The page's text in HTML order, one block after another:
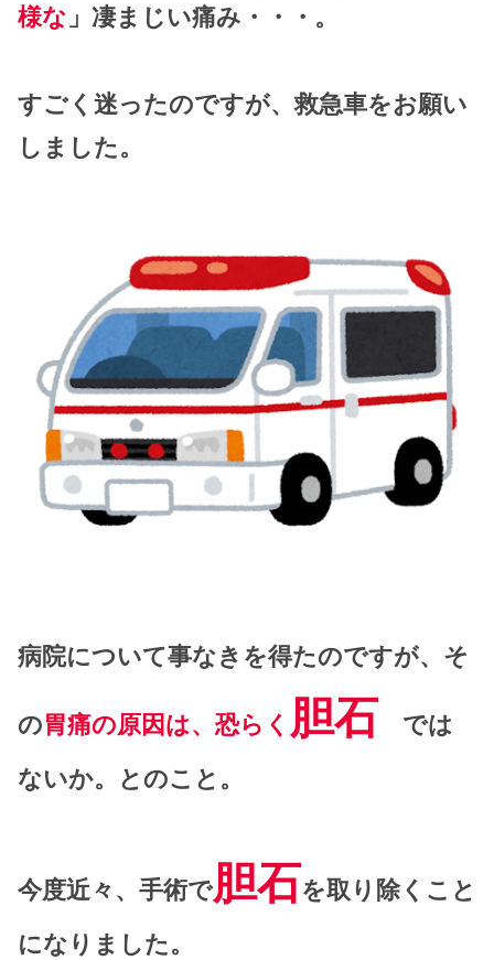
様な 」凄まじい痛み・・・。
すごく迷ったのですが、救急車をお願い
しました。
病院について事なきを得たのですが、そ
の胃痛の原因は、恐らく 胆石 では
ないか。とのこと。
今度近々、手術で胆石を取り除くこと
になりました。